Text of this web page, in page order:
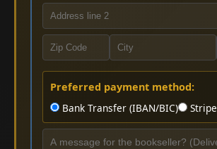
Preferred payment method:
Bank Transfer (IBAN/BIC)
Stripe